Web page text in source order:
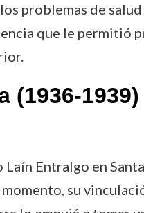
problemas de
que le permitió
(1936-1939)
Entralgo en
su